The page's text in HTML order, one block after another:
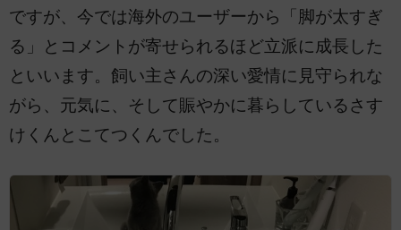
ですが、今では海外のユーザーから「脚が太すぎ
る」とコメントが寄せられるほど立派に成長した
といいます。飼い主さんの深い愛情に見守られな
がら、元気に、そして賑やかに暮らしているさす
けくんとこてつくんでした。